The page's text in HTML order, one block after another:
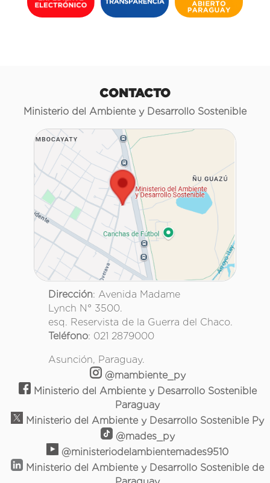
CONTACTO
Ministerio del Ambiente y Desarrollo Sostenible
Dirección: Avenida Madame
Lynch N° 3500.
esq. Reservista de la Guerra del Chaco.
Teléfono: 021 2879000
Asunción, Paraguay.
@mambiente_py
Ministerio del Ambiente y Desarrollo Sostenible
Paraguay
Ministerio del Ambiente y Desarrollo Sostenible Py
@mades_py
@ministeriodelambientemades9510
Ministerio del Ambiente y Desarrollo Sostenible de